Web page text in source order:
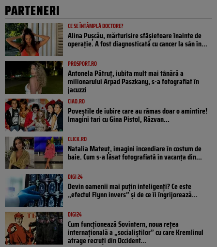
PARTENERI
CE SE ÎNTÂMPLĂ DOCTORE?
Alina Pușcău, mărturisire sfâșietoare înainte de
operație. A fost diagnosticată cu cancer la sân în...
PROSPORT.RO
Antonela Pătruț, iubita mult mai tânără a
milionarului Arpad Paszkany, s-a fotografiat în
jacuzzi
CIAO.RO
Poveştile de iubire care au rămas doar o amintire!
Imagini tari cu Gina Pistol, Răzvan...
CLICK.RO
Natalia Mateuț, imagini incendiare în costum de
baie. Cum s-a lăsat fotografiată în vacanța din...
DIGI 24
Devin oamenii mai puțin inteligenți? Ce este
„efectul Flynn invers” și de ce îi îngrijorează...
DIGI24
Cum funcționează Sovintern, noua rețea
internațională a „socialiștilor” cu care Kremlinul
atrage recruți din Occident...